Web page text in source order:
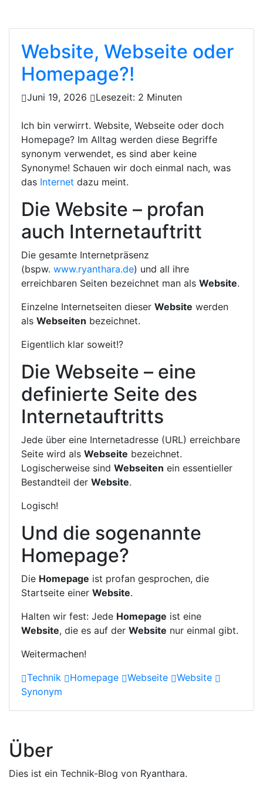
Website, Webseite oder
Homepage?!
Juni 19, 2026 Lesezeit: 2 Minuten
Ich bin verwirrt. Website, Webseite oder doch
Homepage? Im Alltag werden diese Begriffe
synonym verwendet, es sind aber keine
Synonyme! Schauen wir doch einmal nach, was
das Internet dazu meint.
Die Website – profan
auch Internetauftritt
Die gesamte Internetpräsenz
(bspw. www.ryanthara.de) und all ihre
erreichbaren Seiten bezeichnet man als Website.
Einzelne Internetseiten dieser Website werden
als Webseiten bezeichnet.
Eigentlich klar soweit!?
Die Webseite – eine
definierte Seite des
Internetauftritts
Jede über eine Internetadresse (URL) erreichbare
Seite wird als Webseite bezeichnet.
Logischerweise sind Webseiten ein essentieller
Bestandteil der Website.
Logisch!
Und die sogenannte
Homepage?
Die Homepage ist profan gesprochen, die
Startseite einer Website.
Halten wir fest: Jede Homepage ist eine
Website, die es auf der Website nur einmal gibt.
Weitermachen!
Technik
Homepage Webseite
Website
Synonym
Über
Dies ist ein Technik-Blog von Ryanthara.